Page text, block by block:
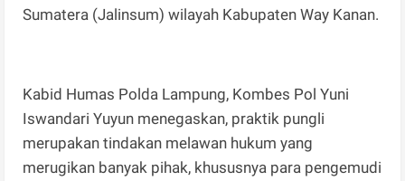
Sumatera (Jalinsum) wilayah Kabupaten Way Kanan.
Kabid Humas Polda Lampung, Kombes Pol Yuni
Iswandari Yuyun menegaskan, praktik pungli
merupakan tindakan melawan hukum yang
merugikan banyak pihak, khususnya para pengemudi